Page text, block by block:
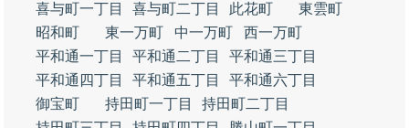
喜与町一丁目
喜与町二丁目 此花町
東雲町
昭和町
東一万町 中一万町
西一万町
平和通一丁目
平和通二丁目
平和通三丁目
平和通四丁目
平和通五丁目
平和通六丁目
御宝町
持田町一丁目
持田町二丁目